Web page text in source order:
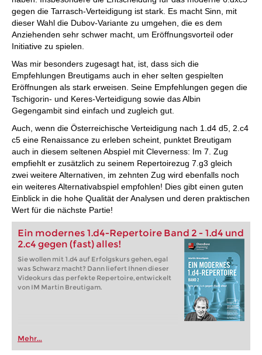
gegen die Tarrasch-Verteidigung ist stark. Es macht Sinn, mit
dieser Wahl die Dubov-Variante zu umgehen, die es dem
Anziehenden sehr schwer macht, um Eröffnungsvorteil oder
Initiative zu spielen.
Was mir besonders zugesagt hat, ist, dass sich die
Empfehlungen Breutigams auch in eher selten gespielten
Eröffnungen als stark erweisen. Seine Empfehlungen gegen die
Tschigorin- und Keres-Verteidigung sowie das Albin
Gegengambit sind einfach und zugleich gut.
Auch, wenn die Österreichische Verteidigung nach 1.d4 d5, 2.c4
c5 eine Renaissance zu erleben scheint, punktet Breutigam
auch in diesem seltenen Abspiel mit Cleverness: Im 7. Zug
empfiehlt er zusätzlich zu seinem Repertoirezug 7.g3 gleich
zwei weitere Alternativen, im zehnten Zug wird ebenfalls noch
ein weiteres Alternativabspiel empfohlen! Dies gibt einen guten
Einblick in die hohe Qualität der Analysen und deren praktischen
Wert für die nächste Partie!
Ein modernes 1.d4-Repertoire Band 2 - 1.d4 und
2.c4 gegen (fast) alles!
Sie wollen mit 1.d4 auf Erfolgskurs gehen, egal
was Schwarz macht? Dann liefert Ihnen dieser
Videokurs das perfekte Repertoire, entwickelt
von IM Martin Breutigam.
Mehr...